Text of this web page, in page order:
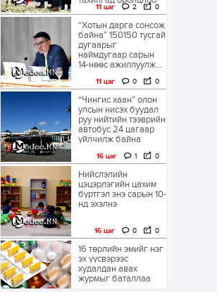
11 цаг 2 0
“Хотын дарга сонсож
байна” 150150 тусгай
дугаарыг
наймдугаар сарын
14-нөөс ажиллуулж...
11 цаг 0 0
“Чингис хаан” олон
улсын нисэх буудал
руу нийтийн тээврийн
автобус 24 цагаар
үйлчилж байна
16 цаг 1 0
Нийслэлийн
цэцэрлэгийн цахим
бүртгэл энэ сарын 10-
нд эхэлнэ
16 цаг 0 0
16 төрлийн эмийг нэг
эх үүсвэрээс
худалдан авах
журмыг баталлаа